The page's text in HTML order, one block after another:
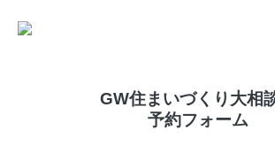
GW住まいづくり大相
予約フォーム